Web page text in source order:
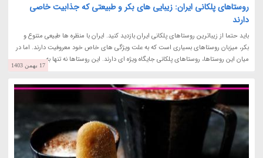
روستاهای پلکانی ایران: زیبایی های بکر و طبیعتی که جذابیت خاصی
دارند
باید حتما از زیباترین روستاهای پلکانی ایران بازدید کنید. ایران با منظره ها طبیعی متنوع و
بکر، میزبان روستاهای بسیاری است که به علت ویژگی های خاص خود معروفیت دارند. اما در
میان این روستاها، روستاهای پلکانی جایگاه ویژه ای دارند. این روستاها نه تنها به...
17 بهمن 1403